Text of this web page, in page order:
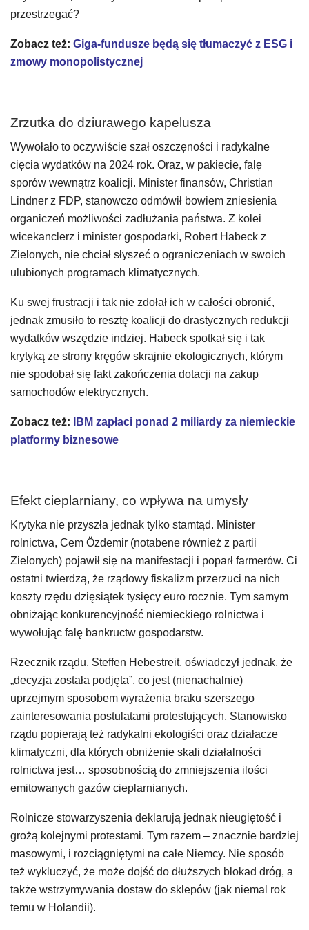
przestrzegać?
Zobacz też: Giga-fundusze będą się tłumaczyć z ESG i
zmowy monopolistycznej
Zrzutka do dziurawego kapelusza
Wywołało to oczywiście szał oszczęności i radykalne
cięcia wydatków na 2024 rok. Oraz, w pakiecie, falę
sporów wewnątrz koalicji. Minister finansów, Christian
Lindner z FDP, stanowczo odmówił bowiem zniesienia
organiczeń możliwości zadłużania państwa. Z kolei
wicekanclerz i minister gospodarki, Robert Habeck z
Zielonych, nie chciał słyszeć o ograniczeniach w swoich
ulubionych programach klimatycznych.
Ku swej frustracji i tak nie zdołał ich w całości obronić,
jednak zmusiło to resztę koalicji do drastycznych redukcji
wydatków wszędzie indziej. Habeck spotkał się i tak
krytyką ze strony kręgów skrajnie ekologicznych, którym
nie spodobał się fakt zakończenia dotacji na zakup
samochodów elektrycznych.
Zobacz też:
IBM zapłaci ponad 2 miliardy za niemieckie
platformy biznesowe
Efekt cieplarniany, co wpływa na umysły
Krytyka nie przyszła jednak tylko stamtąd. Minister
rolnictwa, Cem Özdemir (notabene również z partii
Zielonych) pojawił się na manifestacji i poparł farmerów. Ci
ostatni twierdzą, że rządowy fiskalizm przerzuci na nich
koszty rzędu dzięsiątek tysięcy euro rocznie. Tym samym
obniżając konkurencyjność niemieckiego rolnictwa i
wywołując falę bankructw gospodarstw.
Rzecznik rządu, Steffen Hebestreit, oświadczył jednak, że
„decyzja została podjęta”, co jest (nienachalnie)
uprzejmym sposobem wyrażenia braku szerszego
zainteresowania postulatami protestujących. Stanowisko
rządu popierają też radykalni ekologiści oraz działacze
klimatyczni, dla których obniżenie skali działalności
rolnictwa jest… sposobnością do zmniejszenia ilości
emitowanych gazów cieplarnianych.
Rolnicze stowarzyszenia deklarują jednak nieugiętość i
grożą kolejnymi protestami. Tym razem – znacznie bardziej
masowymi, i rozciągniętymi na całe Niemcy. Nie sposób
też wykluczyć, że może dojść do dłuższych blokad dróg, a
także wstrzymywania dostaw do sklepów (jak niemal rok
temu w Holandii).